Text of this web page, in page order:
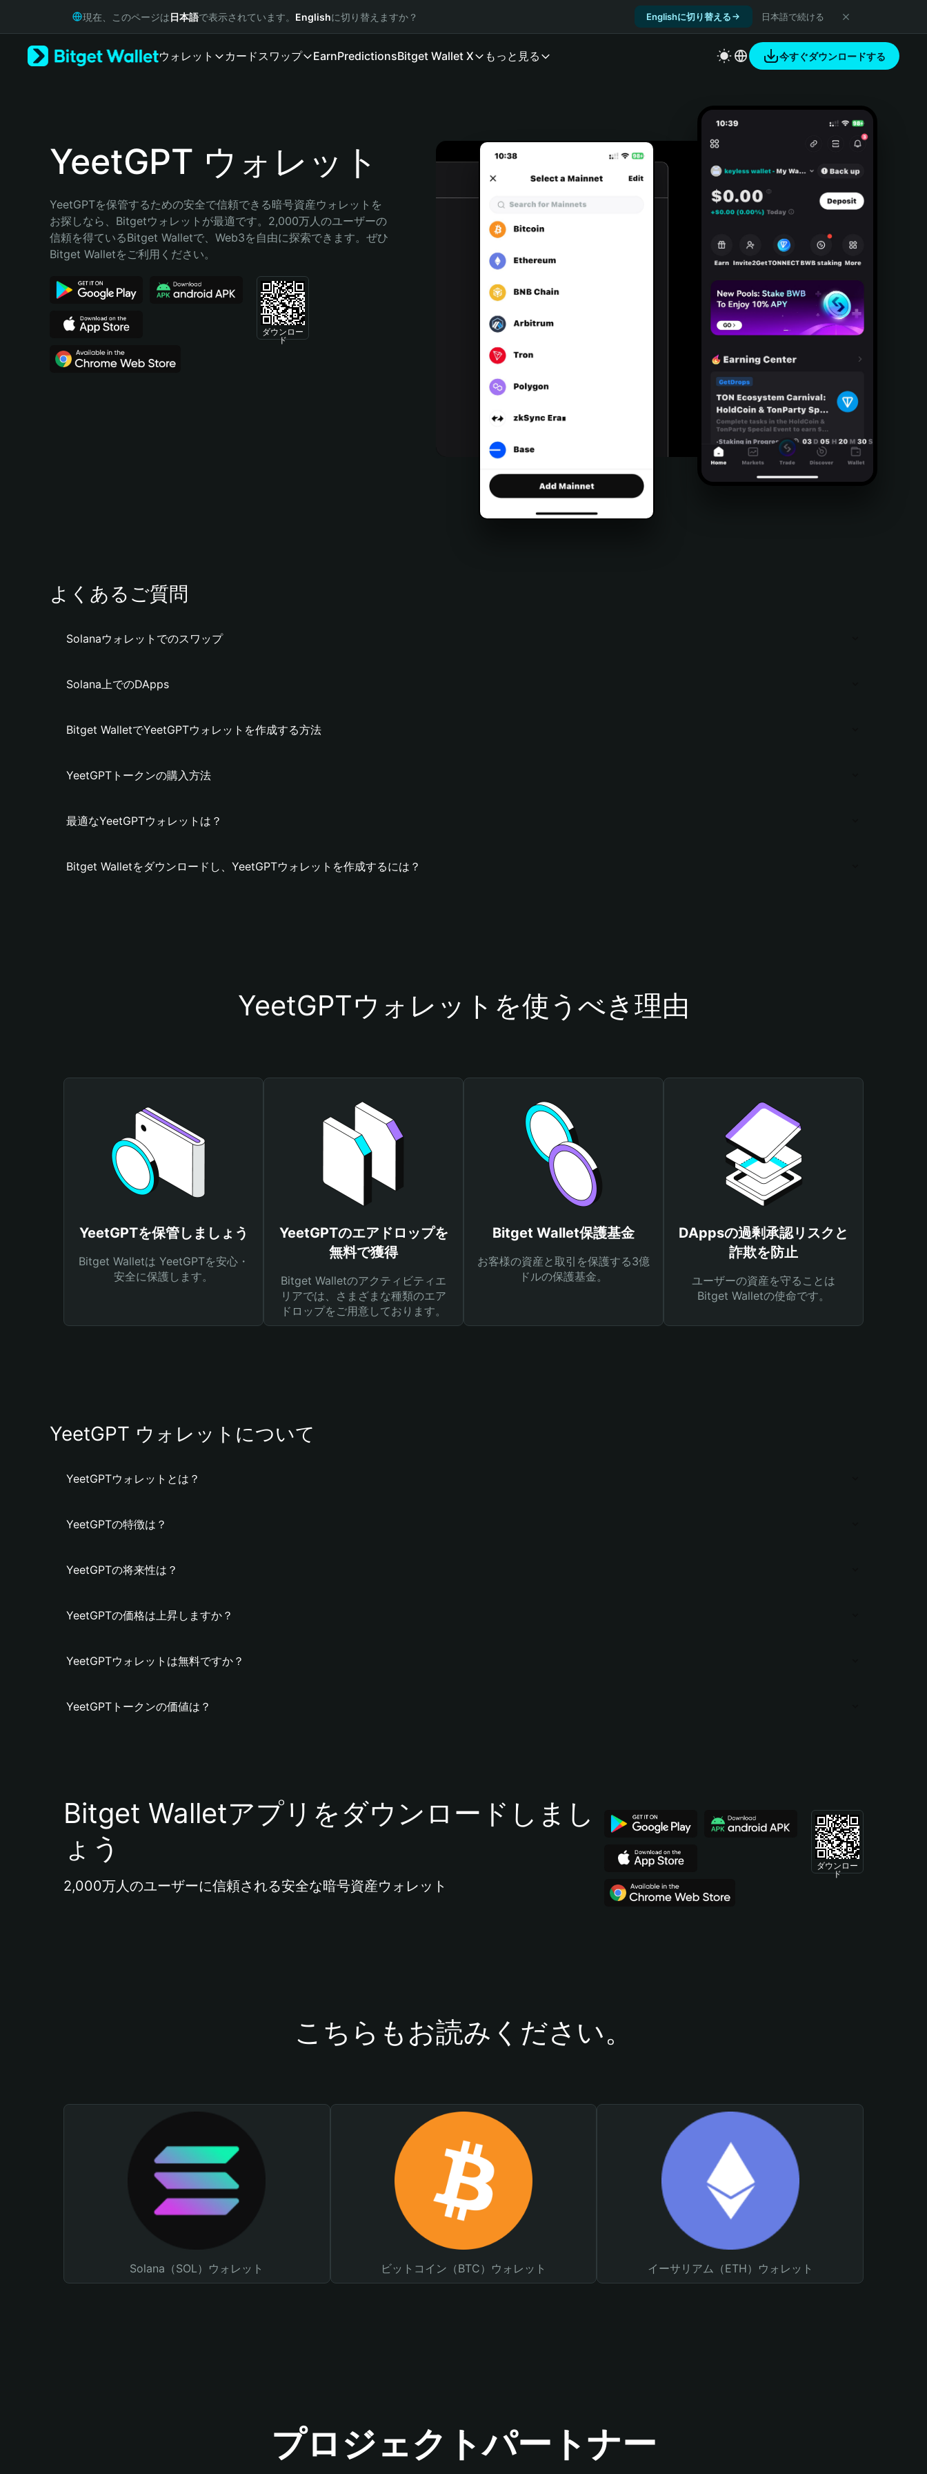
Русский
Bahasa Indonesia
Português (Brasil)
現在、このページは日本語で表示されています。 Englishに切り替えますか？ Englishに切り替える 日本語で続ける
ウォレット カードスワップ EarnPredictionsBitget Wallet X もっと見る 今すぐダウンロードする
YeetGPT ウォレット
YeetGPTを保管するための安全で信頼できる暗号資産ウォレットを
お探しなら、Bitgetウォレットが最適です。2,000万人のユーザーの
信頼を得ているBitget Walletで、Web3を自由に探索できます。ぜひ
Bitget Walletをご利用ください。
ダウンロー
ド
よくあるご質問
Solanaウォレットでのスワップ
Solana上でのDApps
Bitget WalletでYeetGPTウォレットを作成する方法
YeetGPTトークンの購入方法
最適なYeetGPTウォレットは？
Bitget Walletをダウンロードし、YeetGPTウォレットを作成するには？
YeetGPTウォレットを使うべき理由
YeetGPTを保管しましょう
Bitget Walletは YeetGPTを安心・
安全に保護します。
YeetGPTのエアドロップを
無料で獲得
Bitget Walletのアクティビティエ
リアでは、さまざまな種類のエア
ドロップをご用意しております。
Bitget Wallet保護基金
お客様の資産と取引を保護する3億
ドルの保護基金。
DAppsの過剰承認リスクと
詐欺を防止
ユーザーの資産を守ることは
Bitget Walletの使命です。
YeetGPT ウォレットについて
YeetGPTウォレットとは？
YeetGPTの特徴は？
YeetGPTの将来性は？
YeetGPTの価格は上昇しますか？
YeetGPTウォレットは無料ですか？
YeetGPTトークンの価値は？
Bitget Walletアプリをダウンロードしまし
ょう
2,000万人のユーザーに信頼される安全な暗号資産ウォレット
ダウンロー
ド
こちらもお読みください。
Solana（SOL）ウォレット ビットコイン（BTC）ウォレット イーサリアム（ETH）ウォレット
プロジェクトパートナー